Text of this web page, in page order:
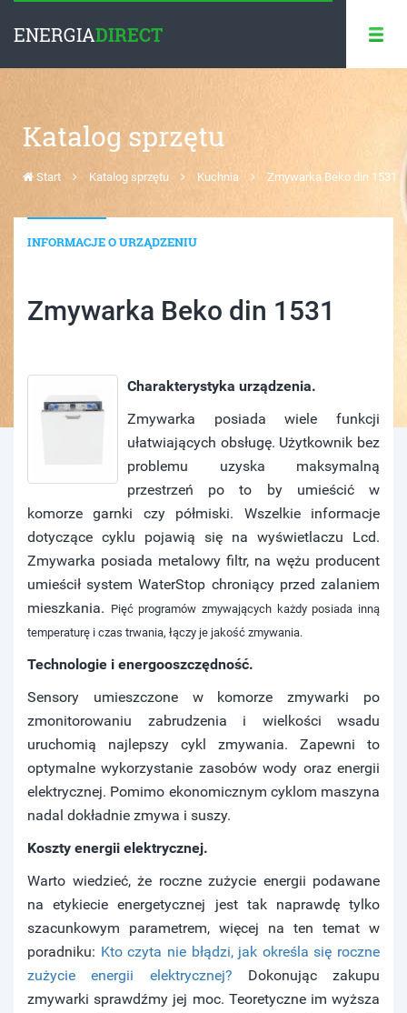
ENERGIADIRECT
Katalog sprzętu
Start Katalog sprzętu Kuchnia Zmywarka Beko din 1531
INFORMACJE O URZĄDZENIU
Zmywarka Beko din 1531
Charakterystyka urządzenia.
Zmywarka posiada wiele funkcji
ułatwiających obsługę. Użytkownik bez
problemu uzyska maksymalną
przestrzeń po to by umieścić w
komorze garnki czy półmiski. Wszelkie informacje
dotyczące cyklu pojawią się na wyświetlaczu Lcd.
Zmywarka posiada metalowy filtr, na wężu producent
umieścił system WaterStop chroniący przed zalaniem
mieszkania. Pięć programów zmywających każdy posiada inną
temperaturę i czas trwania, łączy je jakość zmywania.
Technologie i energooszczędność.
Sensory umieszczone w komorze zmywarki po
zmonitorowaniu zabrudzenia i wielkości wsadu
uruchomią najlepszy cykl zmywania. Zapewni to
optymalne wykorzystanie zasobów wody oraz energii
elektrycznej. Pomimo ekonomicznym cyklom maszyna
nadal dokładnie zmywa i suszy.
Koszty energii elektrycznej.
Warto wiedzieć, że roczne zużycie energii podawane
na etykiecie energetycznej jest tak naprawdę tylko
szacunkowym parametrem, więcej na ten temat w
poradniku: Kto czyta nie błądzi, jak określa się roczne
zużycie energii elektrycznej? Dokonując zakupu
zmywarki sprawdźmy jej moc. Teoretyczne im wyższa